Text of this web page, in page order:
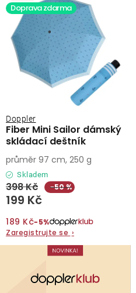
Doprava zdarma
Fiber Mini Sailor dámský
skládací deštník
Doppler
Skladem
199 Kč
398 Kč −50 %
189 Kč−5%
Zaregistrujte se ›
průměr 97 cm, 250 g